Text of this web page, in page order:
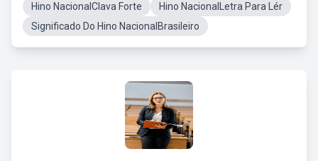
Hino NacionalClava Forte
Hino NacionalLetra Para Lér
Significado Do Hino NacionalBrasileiro